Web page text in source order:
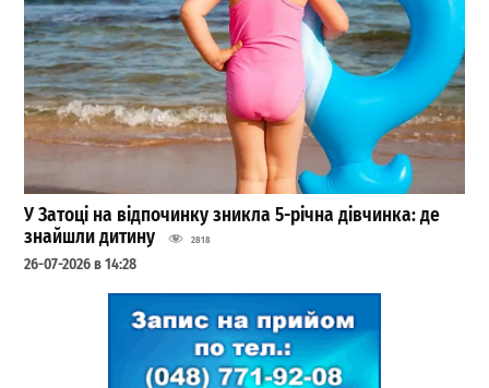
У Затоці на відпочинку зникла 5-річна дівчинка: де
знайшли дитину
2818
26-07-2026 в 14:28